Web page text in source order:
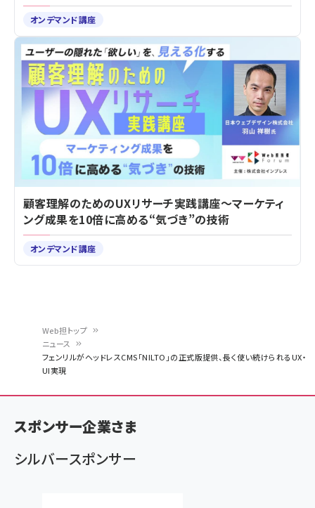
く
ず
Web担トップ
ニュース
フェンリルがヘッドレスCMS「NILTO」の正式版提供、長く使い続けられるUX・
UI実現
オンデマンド講座
顧客理解のためのUXリサーチ実践講座～マーケティ
ング成果を10倍に高める“気づき”の技術
オンデマンド講座
スポンサー企業さま
シルバースポンサー